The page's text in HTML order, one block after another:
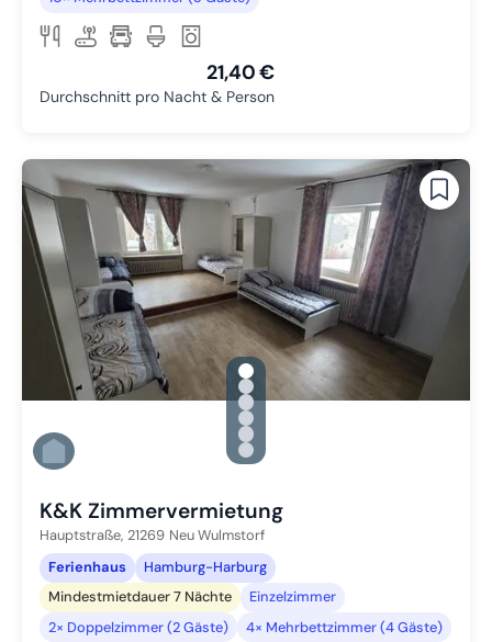
21,40 €
Durchschnitt pro Nacht & Person
gallery.slide_selector
Zu Slide 1 wechseln
Zu Slide 2 wechseln
Zu Slide 3 wechseln
Zu Slide 4 wechseln
Zu Slide 5 wechseln
Zu Slide 6 wechseln
K&K Zimmervermietung
Hauptstraße, 21269 Neu Wulmstorf
Ferienhaus
Hamburg-Harburg
Mindestmietdauer 7 Nächte
Einzelzimmer
2× Doppelzimmer (2 Gäste)
4× Mehrbettzimmer (4 Gäste)